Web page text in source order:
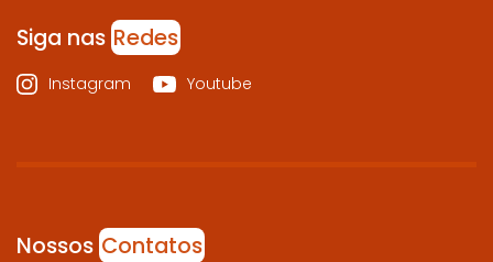
Siga nas Redes
Instagram Youtube
Nossos Contatos